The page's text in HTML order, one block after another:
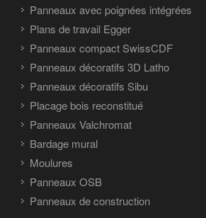
Panneaux avec poignées intégrées
Plans de travail Egger
Panneaux compact SwissCDF
Panneaux décoratifs 3D Latho
Panneaux décoratifs Sibu
Placage bois reconstitué
Panneaux Valchromat
Bardage mural
Moulures
Panneaux OSB
Panneaux de construction